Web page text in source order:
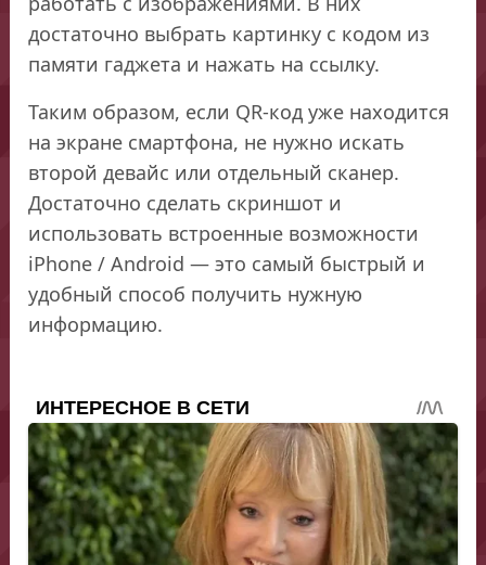
достаточно выбрать картинку с кодом из
памяти гаджета и нажать на ссылку.
Таким образом, если QR-код уже находится
на экране смартфона, не нужно искать
второй девайс или отдельный сканер.
Достаточно сделать скриншот и
использовать встроенные возможности
iPhone / Android — это самый быстрый и
удобный способ получить нужную
информацию.